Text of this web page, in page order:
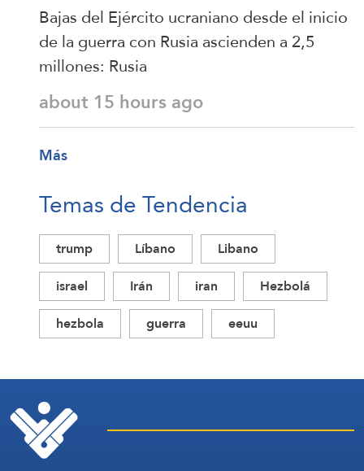
Bajas del Ejército ucraniano desde el inicio
de la guerra con Rusia ascienden a 2,5
millones: Rusia
about 15 hours ago
Más
Temas de Tendencia
trump Líbano
Libano
israel
Irán iran
Hezbolá
hezbola
guerra eeuu